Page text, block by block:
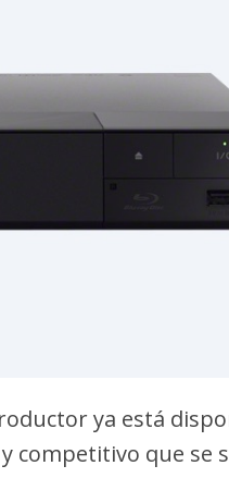
ya está
competitivo que se